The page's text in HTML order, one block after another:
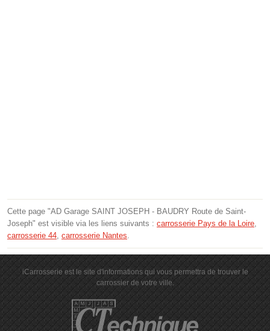
Cette page "AD Garage SAINT JOSEPH - BAUDRY Route de Saint-
Joseph" est visible via les liens suivants : carrosserie Pays de la Loire
carrosserie 44 carrosserie Nantes
iCarrosserie est le site d'informations qui vous permettra de trouver le
carrossier de votre ville.